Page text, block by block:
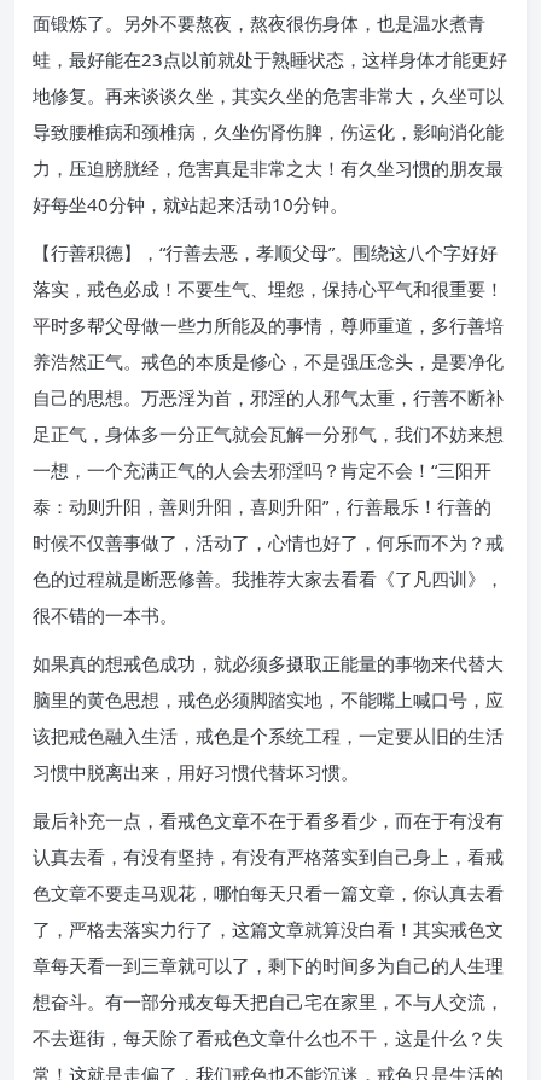
面锻炼了。另外不要熬夜，熬夜很伤身体，也是温水煮青
蛙，最好能在23点以前就处于熟睡状态，这样身体才能更好
地修复。再来谈谈久坐，其实久坐的危害非常大，久坐可以
导致腰椎病和颈椎病，久坐伤肾伤脾，伤运化，影响消化能
力，压迫膀胱经，危害真是非常之大！有久坐习惯的朋友最
好每坐40分钟，就站起来活动10分钟。
【行善积德】，“行善去恶，孝顺父母”。围绕这八个字好好
落实，戒色必成！不要生气、埋怨，保持心平气和很重要！
平时多帮父母做一些力所能及的事情，尊师重道，多行善培
养浩然正气。戒色的本质是修心，不是强压念头，是要净化
自己的思想。万恶淫为首，邪淫的人邪气太重，行善不断补
足正气，身体多一分正气就会瓦解一分邪气，我们不妨来想
一想，一个充满正气的人会去邪淫吗？肯定不会！“三阳开
泰：动则升阳，善则升阳，喜则升阳”，行善最乐！行善的
时候不仅善事做了，活动了，心情也好了，何乐而不为？戒
色的过程就是断恶修善。我推荐大家去看看《了凡四训》，
很不错的一本书。
如果真的想戒色成功，就必须多摄取正能量的事物来代替大
脑里的黄色思想，戒色必须脚踏实地，不能嘴上喊口号，应
该把戒色融入生活，戒色是个系统工程，一定要从旧的生活
习惯中脱离出来，用好习惯代替坏习惯。
最后补充一点，看戒色文章不在于看多看少，而在于有没有
认真去看，有没有坚持，有没有严格落实到自己身上，看戒
色文章不要走马观花，哪怕每天只看一篇文章，你认真去看
了，严格去落实力行了，这篇文章就算没白看！其实戒色文
章每天看一到三章就可以了，剩下的时间多为自己的人生理
想奋斗。有一部分戒友每天把自己宅在家里，不与人交流，
不去逛街，每天除了看戒色文章什么也不干，这是什么？失
常！这就是走偏了，我们戒色也不能沉迷，戒色只是生活的